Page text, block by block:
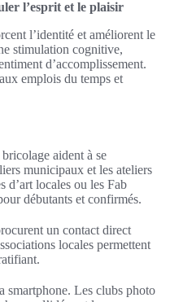
l’esprit et le plaisir
l’identité et améliorent le
stimulation cognitive,
d’accomplissement.
emplois du temps et
aident à se
municipaux et les ateliers
d’art locales ou les Fab
débutants et confirmés.
un contact direct
locales permettent
smartphone. Les clubs photo